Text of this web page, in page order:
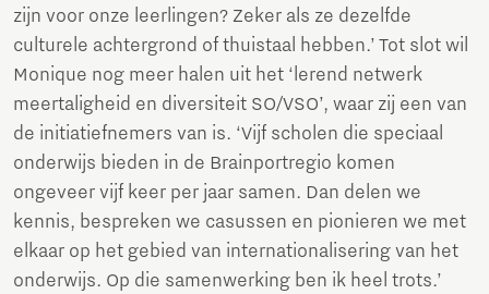
zijn voor onze leerlingen? Zeker als ze dezelfde
culturele achtergrond of thuistaal hebben.’ Tot slot wil
Monique nog meer halen uit het ‘lerend netwerk
meertaligheid en diversiteit SO/VSO’, waar zij een van
de initiatiefnemers van is. ‘Vijf scholen die speciaal
onderwijs bieden in de Brainportregio komen
ongeveer vijf keer per jaar samen. Dan delen we
kennis, bespreken we casussen en pionieren we met
elkaar op het gebied van internationalisering van het
onderwijs. Op die samenwerking ben ik heel trots.’